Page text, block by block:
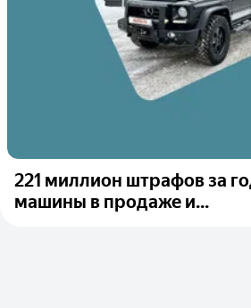
221 миллион штрафов за
машины в продаже и...